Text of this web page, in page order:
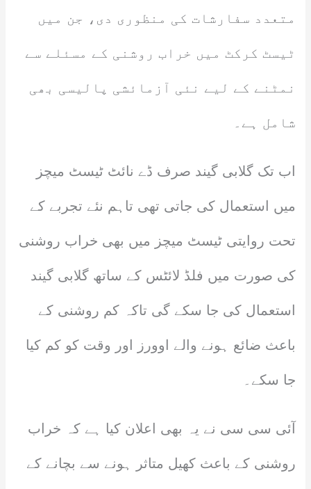
متعدد سفارشات کی منظوری دی، جن میں
ٹیسٹ کرکٹ میں خراب روشنی کے مسئلے سے
نمٹنے کے لیے نئی آزمائشی پالیسی بھی
شامل ہے۔
اب تک گلابی گیند صرف ڈے نائٹ ٹیسٹ میچز
میں استعمال کی جاتی تھی تاہم نئے تجربے کے
تحت روایتی ٹیسٹ میچز میں بھی خراب روشنی
کی صورت میں فلڈ لائٹس کے ساتھ گلابی گیند
استعمال کی جا سکے گی تاکہ کم روشنی کے
باعث ضائع ہونے والے اوورز اور وقت کو کم کیا
جا سکے۔
آئی سی سی نے یہ بھی اعلان کیا ہے کہ خراب
روشنی کے باعث کھیل متاثر ہونے سے بچانے کے